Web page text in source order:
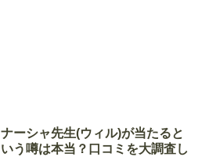
ナーシャ先生(ウィル)が当たると
いう噂は本当？口コミを大調査し